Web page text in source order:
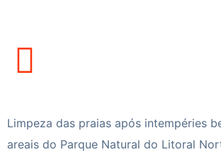
Limpeza das praias após intempéries
areais do Parque Natural do Litoral